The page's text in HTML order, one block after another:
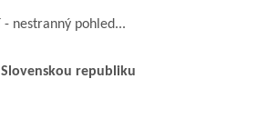
nestranný pohled...
republiku